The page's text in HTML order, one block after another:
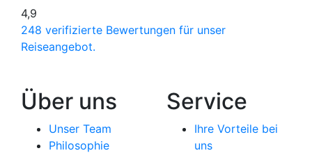
4,9
248 verifizierte Bewertungen für unser
Reiseangebot.
Über uns
Unser Team
Philosophie
Service
Ihre Vorteile bei
uns